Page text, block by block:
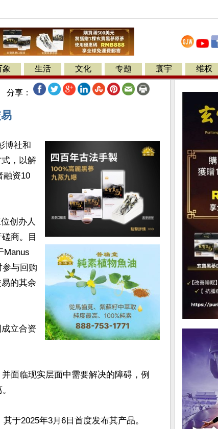
象 生活 文化 专题 寰宇 维权
分享：
博社和
，以解
融资10
创办人
商。目
Manus
与回购
的其余
立合资
面临现实层面中需要解决的障碍，例
于2025年3月6日首度发布其产品。